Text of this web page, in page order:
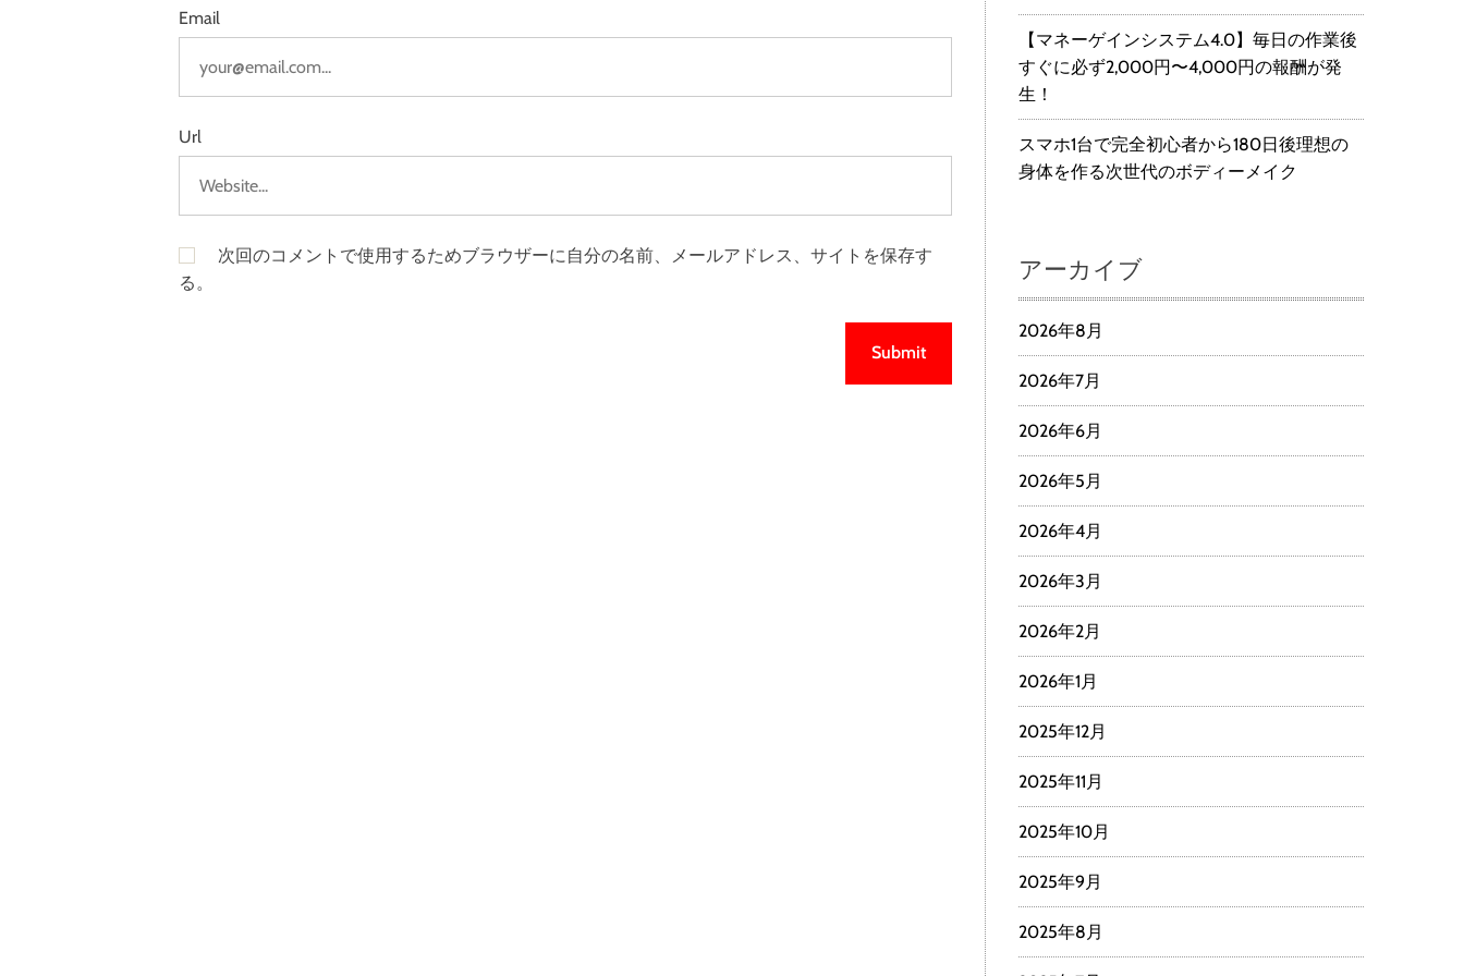
Email
Url
次回のコメントで使用するためブラウザーに自分の名前、メールアドレス、サイトを保存す
る。
【マネーゲインシステム4.0】毎日の作業後
すぐに必ず2,000円〜4,000円の報酬が発
生！
スマホ1台で完全初心者から180日後理想の
身体を作る次世代のボディーメイク
アーカイブ
2026年8月
2026年7月
2026年6月
2026年5月
2026年4月
2026年3月
2026年2月
2026年1月
2025年12月
2025年11月
2025年10月
2025年9月
2025年8月